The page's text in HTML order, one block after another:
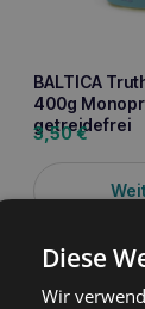
BALTICA
400g
getreidefrei
3,50€
Diese
Wir